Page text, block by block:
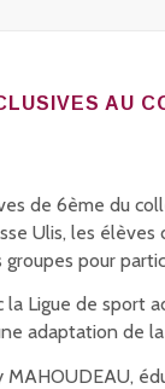
AU
de 6ème du
Ulis, les
groupes pour
la Ligue de sport
adaptation de
MAHOUDEAU,